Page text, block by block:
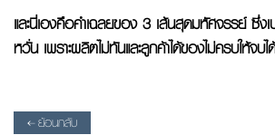
และนี่เองคือคำเฉลยของ 3 เส้นสุดมหัศจรรย์ ซึ่ง
หวั่น เพราะผลิตไม่ทันและลูกค้าได้ของไม่ครบให้จบ
ย้อนกลับ